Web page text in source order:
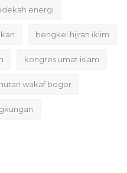
energi
bengkel hijrah iklim
kongres umat islam
hutan wakaf bogor